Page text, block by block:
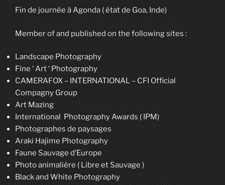
Fin de journée à Agonda ( état de Goa, Inde)
Member of and published on the following sites :
Landscape Photography
Fine ‘ Art ‘ Photography
CAMERAFOX – INTERNATIONAL – CFI Official
Compagny Group
Art Mazing
International Photography Awards ( IPM)
Photographes de paysages
Araki Hajime Photography
Faune Sauvage d’Europe
Photo animalière ( Libre et Sauvage )
Black and White Photography